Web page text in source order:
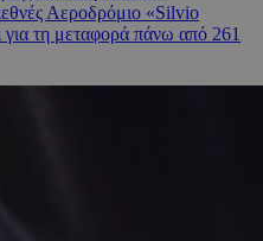
Αεροδρόμιο «Silvio
για τη μεταφορά πάνω από 261